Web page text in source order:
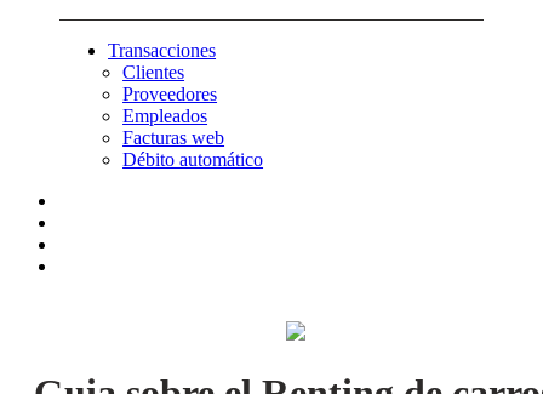
Transacciones
Clientes
Proveedores
Empleados
Facturas web
Débito automático